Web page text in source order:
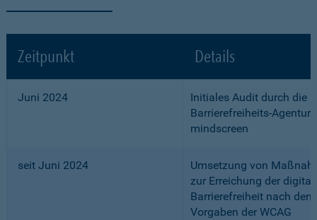
Zeitpunkt Details
Juni 2024
Initiales Audit durch die
Barrierefreiheits-Agentur
mindscreen
seit Juni 2024
Umsetzung von
zur Erreichung der
Barrierefreiheit nach den
Vorgaben der WCAG